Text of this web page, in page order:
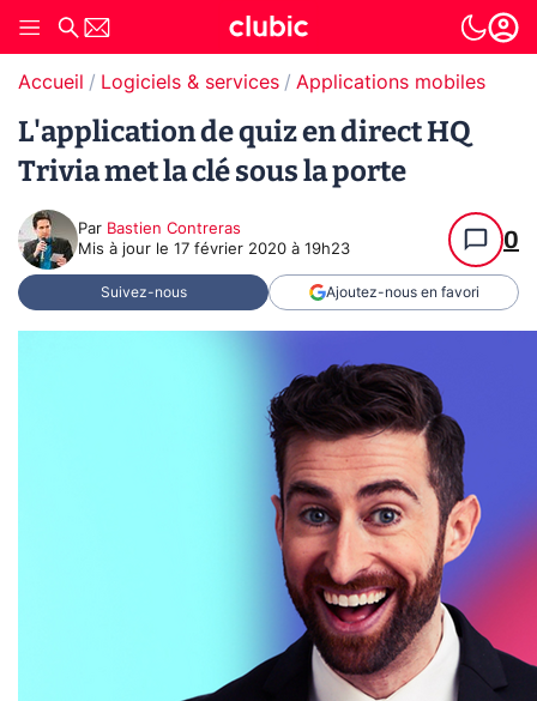
Accueil Logiciels & services Applications mobiles
L'application de quiz en direct HQ
Trivia met la clé sous la porte
Par Bastien Contreras
Mis à jour le 17 février 2020 à 19h23 0
Suivez-nous Ajoutez-nous en favori